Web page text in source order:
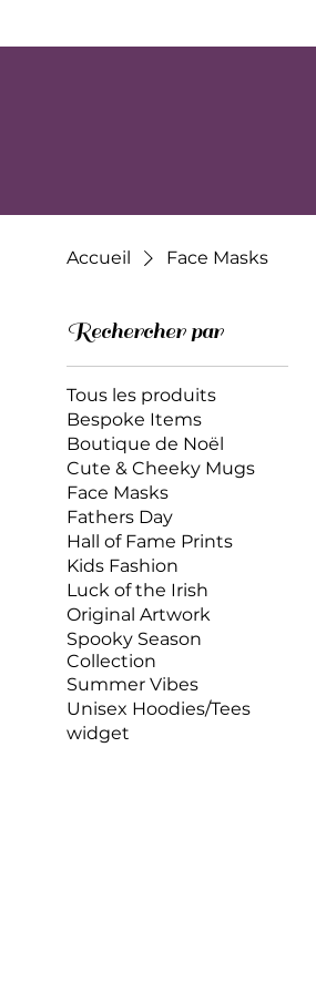
Accueil Face Masks
Rechercher par
Tous les produits
Bespoke Items
Boutique de Noël
Cute & Cheeky Mugs
Face Masks
Fathers Day
Hall of Fame Prints
Kids Fashion
Luck of the Irish
Original Artwork
Spooky Season
Collection
Summer Vibes
Unisex Hoodies/Tees
widget